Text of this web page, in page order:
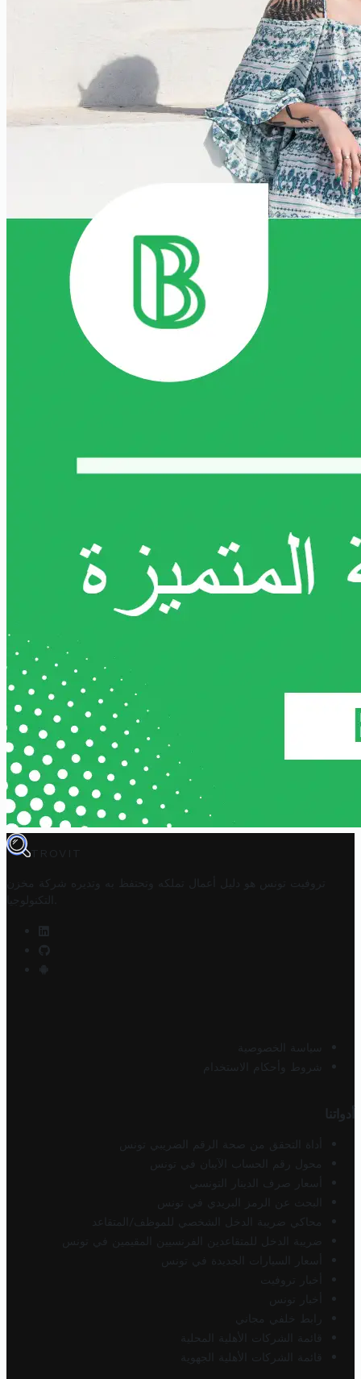
TROVIT
تروفيت تونس هو دليل أعمال تملكه وتحتفظ به وتديره
شركة مخزن
التكنولوجيا
سياسة الخصوصية
شروط وأحكام الاستخدام
أدواتنا
أداة التحقق من صحة الرقم الضريبي تونس
محول رقم الحساب الآيبان في تونس
أسعار صرف الدينار التونسي
البحث عن الرمز البريدي في تونس
محاكي ضريبة الدخل الشخصي للموظف/المتقاعد
ضريبة الدخل للمتقاعدين الفرنسيين المقيمين في تونس
أسعار السيارات الجديدة في تونس
أخبار تروفيت
أخبار تونس
رابط خلفي مجاني
قائمة الشركات الأهلية المحلية
قائمة الشركات الأهلية الجهوية